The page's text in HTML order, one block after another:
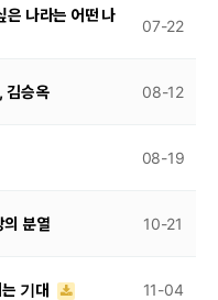
은 나라는 어떤 나
07-22
김승옥 08-12
08-19
분열 10-21
기대 11-04